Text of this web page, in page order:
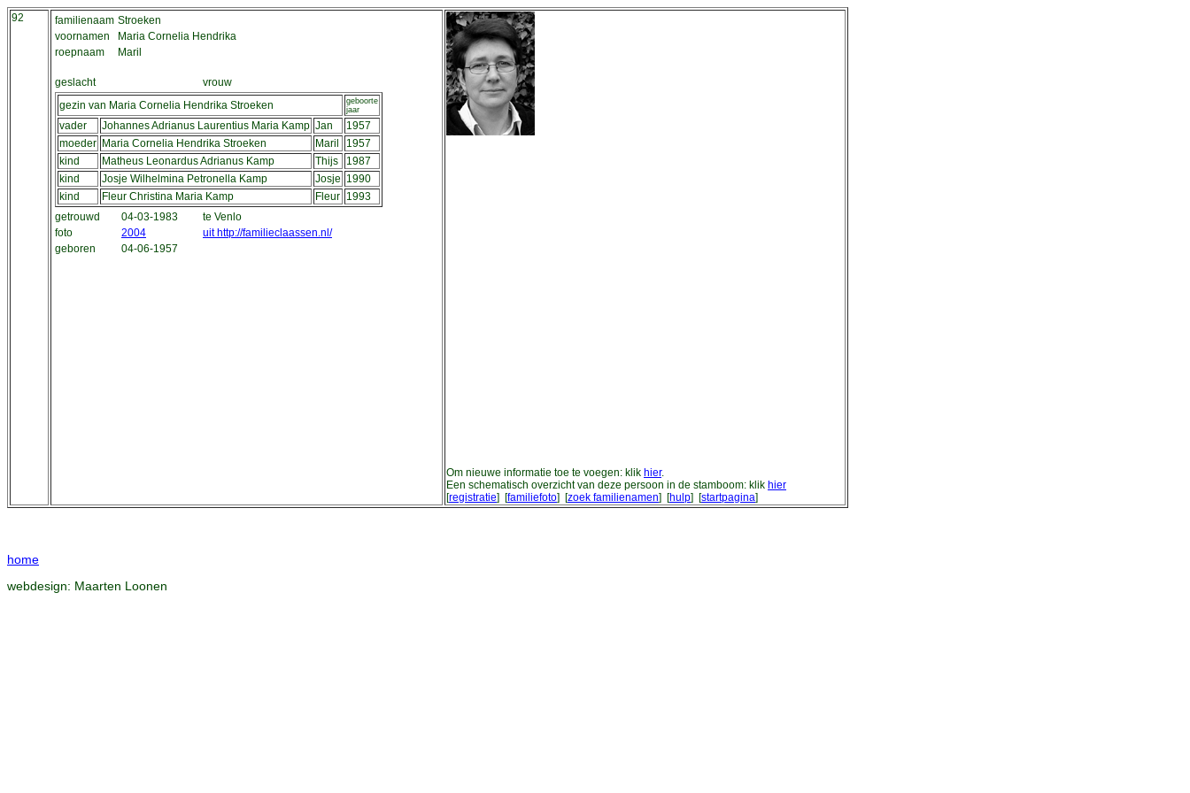
92 familienaam Stroeken
voornamen
Maria Cornelia Hendrika
roepnaam
Maril
geslacht
vrouw
gezin van Maria Cornelia Hendrika Stroeken
geboorte
jaar
vader Johannes Adrianus Laurentius Maria Kamp Jan
1957
moeder Maria Cornelia Hendrika Stroeken Maril
1957
kind
Matheus Leonardus Adrianus Kamp Thijs
1987
kind
Josje Wilhelmina Petronella Kamp Josje 1990
kind
Fleur Christina Maria Kamp Fleur 1993
getrouwd
04-03-1983
te Venlo
foto
2004
uit http://familieclaassen.nl/
geboren
04-06-1957
Om nieuwe informatie toe te voegen: klik hier.
Een schematisch overzicht van deze persoon in de stamboom: klik hier
[registratie] [familiefoto] [zoek familienamen] [hulp] [startpagina]
home
webdesign: Maarten Loonen